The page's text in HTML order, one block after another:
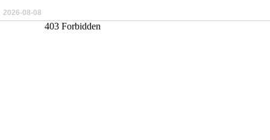
2026-08-08